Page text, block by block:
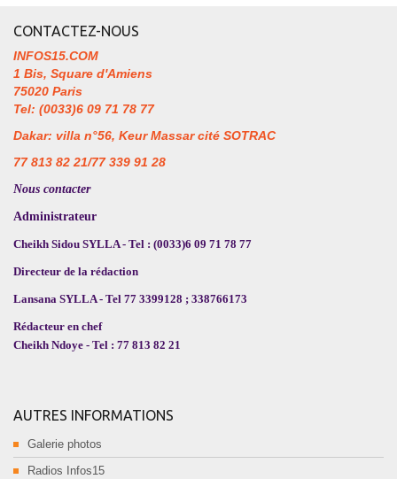
CONTACTEZ-NOUS
INFOS15.COM
1 Bis, Square d'Amiens
75020 Paris
Tel: (0033)6 09 71 78 77
Dakar: villa n°56, Keur Massar cité SOTRAC
77 813 82 21/77 339 91 28
Nous contacter
Administrateur
Cheikh Sidou SYLLA - Tel : (0033)6 09 71 78 77
Directeur de la rédaction
Lansana SYLLA - Tel 77 3399128 ; 338766173
Rédacteur en chef
Cheikh Ndoye - Tel : 77 813 82 21
AUTRES INFORMATIONS
Galerie photos
Radios Infos15